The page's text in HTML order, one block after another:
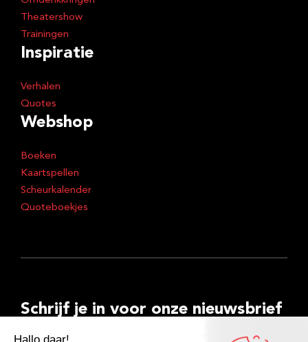
Theatershow
Trainingen
Inspiratie
Verhalen
Quotes
Webshop
Boeken
Kaartspellen
Scheurkalender
Quoteboekjes
Schrijf je in voor onze nieuwsbrief